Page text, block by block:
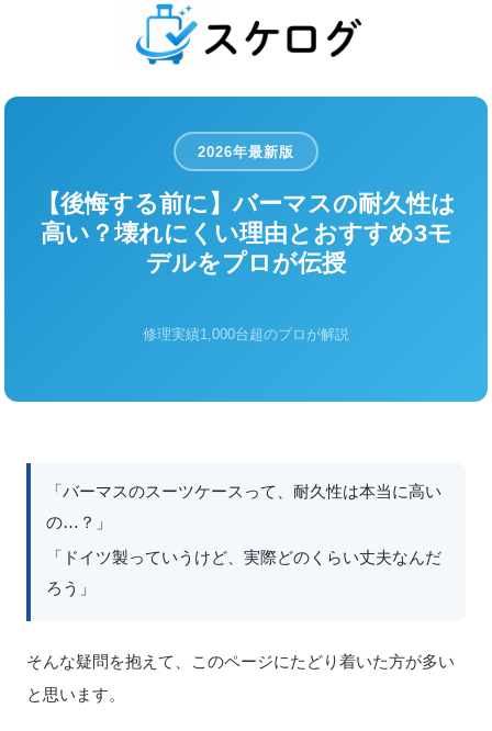
2026年最新版
【後悔する前に】バーマスの耐久性は
高い？壊れにくい理由とおすすめ3モ
デルをプロが伝授
修理実績1,000台超のプロが解説
「バーマスのスーツケースって、耐久性は本当に高い
の…？」
「ドイツ製っていうけど、実際どのくらい丈夫なんだ
ろう」
そんな疑問を抱えて、このページにたどり着いた方が多い
と思います。